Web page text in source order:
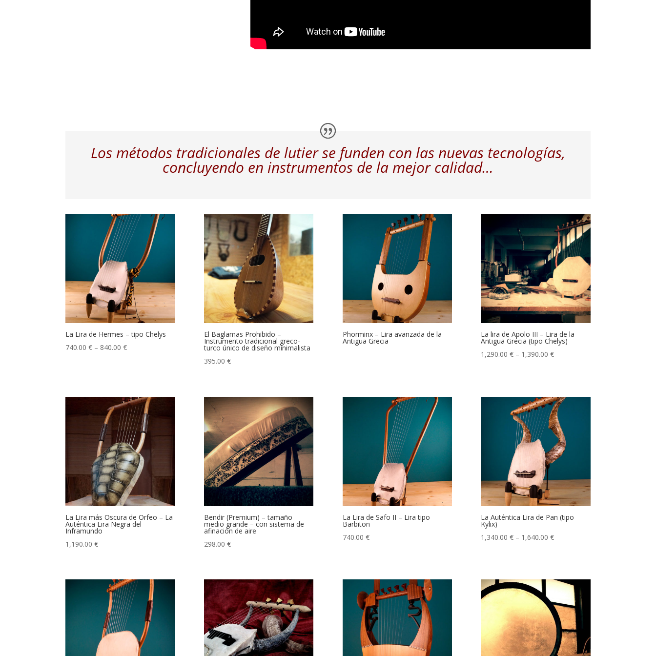
Los métodos tradicionales de lutier se funden con las nuevas tecnologías,
concluyendo en instrumentos de la mejor calidad…
La Lira de Hermes – tipo Chelys
740.00€ – 840.00€
El Baglamas Prohibido –
Instrumento tradicional greco-
turco único de diseño minimalista
395.00 €
Phorminx – Lira avanzada de la
Antigua Grecia
La lira de Apolo III – Lira de la
Antigua Grecia (tipo Chelys)
1,290.00€ – 1,390.00€
La Lira más Oscura de Orfeo – La
Auténtica Lira Negra del
Inframundo
1,190.00€
Bendir (Premium) – tamaño
medio grande – con sistema de
afinación de aire
298.00 €
La Lira de Safo II – Lira tipo
Barbiton
740.00 €
La Auténtica Lira de Pan (tipo
Kylix)
1,340.00€ – 1,640.00€